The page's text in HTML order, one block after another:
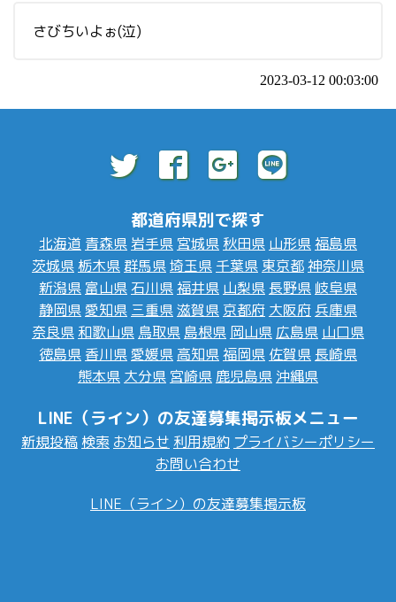
さびちいよぉ(泣)
2023-03-12 00:03:00
都道府県別で探す
北海道 青森県 岩手県 宮城県 秋田県 山形県福島県
茨城県 栃木県群馬県埼玉県 千葉県 東京都神奈川県
新潟県 富山県 石川県福井県 山梨県 長野県 岐阜県
静岡県愛知県 三重県滋賀県 京都府 大阪府 兵庫県
奈良県 和歌山県 鳥取県 島根県 岡山県 広島県 山口県
徳島県 香川県愛媛県 高知県福岡県 佐賀県 長崎県
熊本県 大分県 宮崎県 鹿児島県 沖縄県
LINE（ライン）の友達募集掲示板メニュー
新規投稿 検索 お知らせ 利用規約 プライバシーポリシー
お問い合わせ
LINE（ライン）の友達募集掲示板